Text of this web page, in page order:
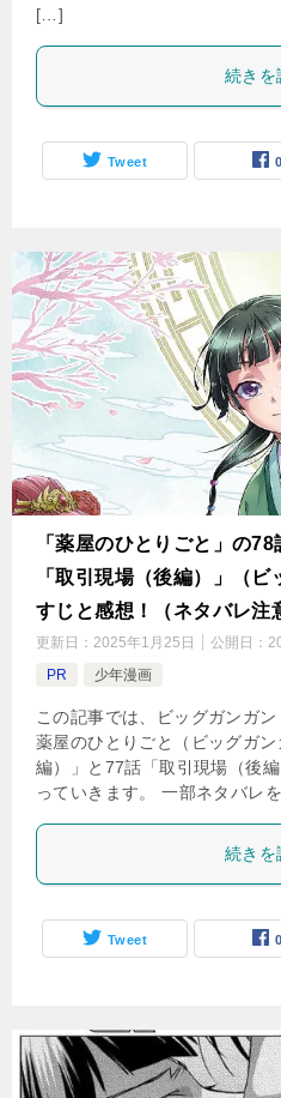
[…]
続きを
Tweet 0
「薬屋のひとりごと」の
「取引現場（後編）」（
すじと感想！（ネタバレ注
更新日： 2025年1月25日 公開日：
PR
少年漫画
この記事では、ビッグガンガ
薬屋のひとりごと（ビッグガ
編）」と77話「取引現場（後
っていきます。 一部ネタバレ
続きを
Tweet 0